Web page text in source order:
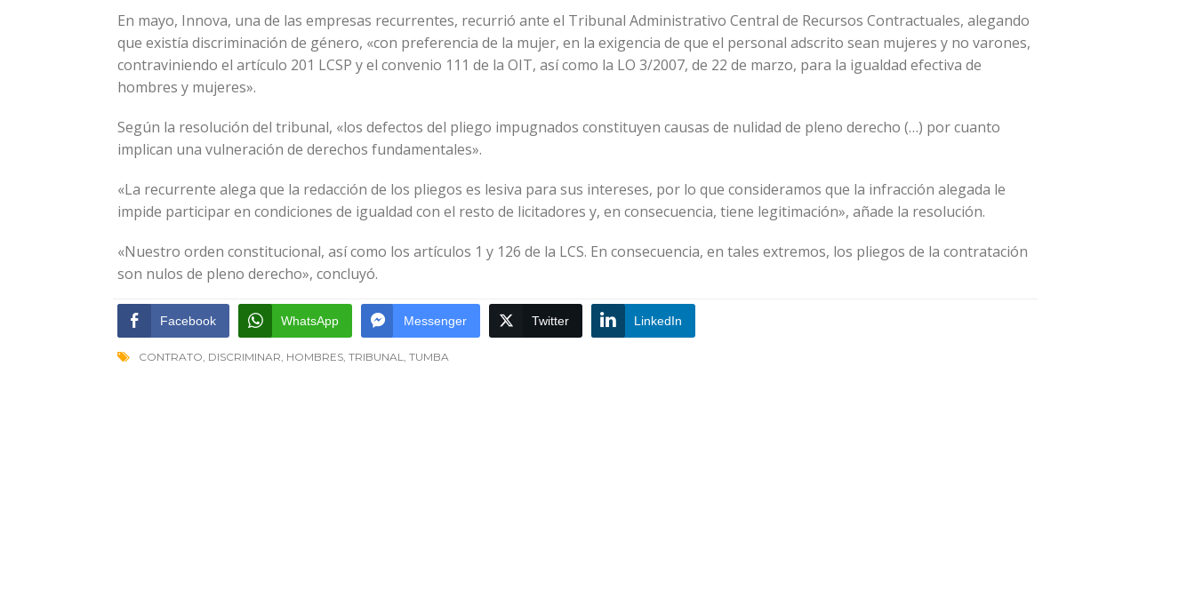
En mayo, Innova, una de las empresas recurrentes, recurrió ante el Tribunal Administrativo Central de Recursos Contractuales, alegando
que existía discriminación de género, «con preferencia de la mujer, en la exigencia de que el personal adscrito sean mujeres y no varones,
contraviniendo el artículo 201 LCSP y el convenio 111 de la OIT, así como la LO 3/2007, de 22 de marzo, para la igualdad efectiva de
hombres y mujeres».
Según la resolución del tribunal, «los defectos del pliego impugnados constituyen causas de nulidad de pleno derecho (…) por cuanto
implican una vulneración de derechos fundamentales».
«La recurrente alega que la redacción de los pliegos es lesiva para sus intereses, por lo que consideramos que la infracción alegada le
impide participar en condiciones de igualdad con el resto de licitadores y, en consecuencia, tiene legitimación», añade la resolución.
«Nuestro orden constitucional, así como los artículos 1 y 126 de la LCS. En consecuencia, en tales extremos, los pliegos de la contratación
son nulos de pleno derecho», concluyó.
Facebook WhatsApp Messenger Twitter LinkedIn
CONTRATO, DISCRIMINAR, HOMBRES, TRIBUNAL, TUMBA